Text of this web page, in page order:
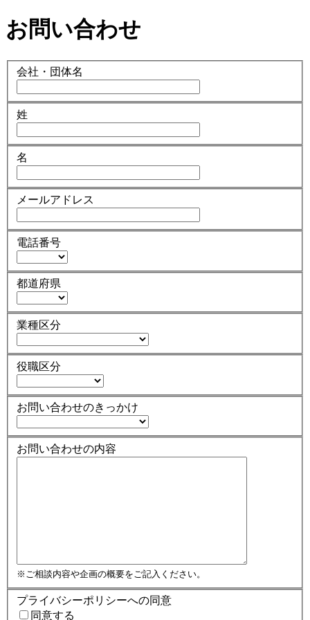
お問い合わせ
会社・団体名
姓
名
メールアドレス
電話番号
都道府県
業種区分
役職区分
お問い合わせのきっかけ
お問い合わせの内容
※ご相談内容や企画の概要をご記入ください。
プライバシーポリシーへの同意
同意する